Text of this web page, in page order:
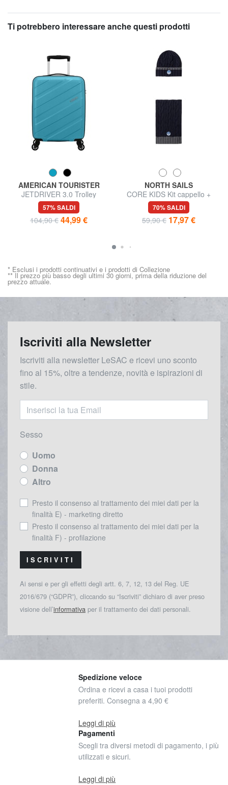
Ti potrebbero interessare anche questi prodotti
AMERICAN TOURISTER
JETDRIVER 3.0 Trolley
Bagaglio a Mano
57% SALDI
104,90 € 44,99 €
NORTH SAILS
CORE KIDS Kit cappello +
sciarpa bambino
70% SALDI
59,90 € 17,97 €
* Esclusi i prodotti continuativi e i prodotti di Collezione
** Il prezzo più basso degli ultimi 30 giorni, prima della riduzione del
prezzo attuale.
Iscriviti alla Newsletter
Iscriviti alla newsletter LeSAC e ricevi uno sconto
fino al 15%, oltre a tendenze, novità e ispirazioni di
stile.
Sesso
Uomo
Donna
Altro
Presto il consenso al trattamento dei miei dati per la
finalità E) - marketing diretto
Presto il consenso al trattamento dei miei dati per la
finalità F) - profilazione
ISCRIVITI
Ai sensi e per gli effetti degli artt. 6, 7, 12, 13 del Reg. UE
2016/679 (“GDPR”), cliccando su “Iscriviti” dichiaro di aver preso
visione dell’informativa per il trattamento dei dati personali.
Spedizione veloce
Ordina e ricevi a casa i tuoi prodotti
preferiti. Consegna a 4,90 €
Leggi di più
Pagamenti
Scegli tra diversi metodi di pagamento, i più
utilizzati e sicuri.
Leggi di più